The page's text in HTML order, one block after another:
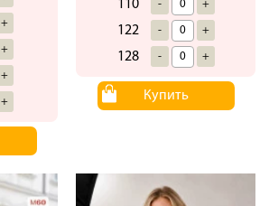
+
+
+
+
110 - +
122 - +
128 - +
Купить